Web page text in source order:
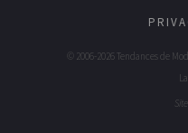
© 2006-2026 Tendances de